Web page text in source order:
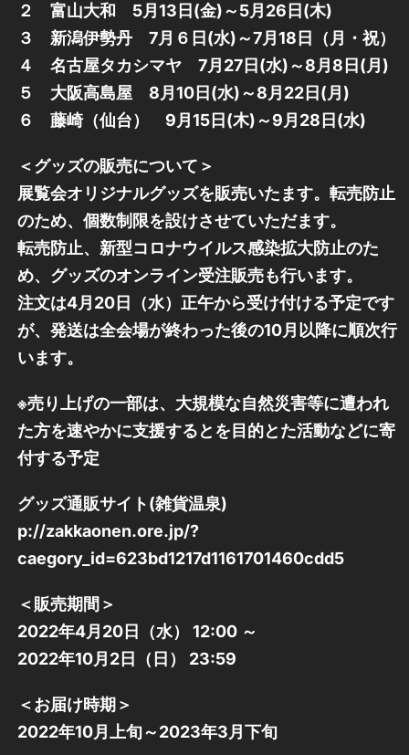
２ 富山大和 5月13日(金)～5月26日(木)
３ 新潟伊勢丹 7月６日(水)～7月18日（月・祝）
４ 名古屋タカシマヤ 7月27日(水)～8月8日(月)
５ 大阪高島屋 8月10日(水)～8月22日(月)
６ 藤崎（仙台） 9月15日(木)～9月28日(水)
＜グッズの販売について＞
展覧会オリジナルグッズを販売いたます。転売防止
のため、個数制限を設けさせていただます。
転売防止、新型コロナウイルス感染拡大防止のた
め、グッズのオンライン受注販売も行います。
注文は4月20日（水）正午から受け付ける予定です
が、発送は全会場が終わった後の10月以降に順次行
います。
※売り上げの一部は、大規模な自然災害等に遭われ
た方を速やかに支援するとを目的とた活動などに寄
付する予定
グッズ通販サイト(雑貨温泉)
p://zakkaonen.ore.jp/?
caegory_id=623bd1217d1161701460cdd5
＜販売期間＞
2022年4月20日（水） 12:00 ～
2022年10月2日（日） 23:59
＜お届け時期＞
2022年10月上旬～2023年3月下旬